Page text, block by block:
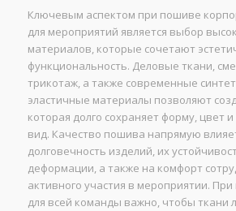
Ключевым аспектом при пошиве
для мероприятий является выбор
материалов, которые сочетают
функциональность. Деловые ткани,
трикотаж, а также современные
эластичные материалы позволяют
которая долго сохраняет форму, цвет
вид. Качество пошива напрямую
долговечность изделий, их
деформации, а также на комфорт
активного участия в мероприятии.
для всей команды важно, чтобы ткани